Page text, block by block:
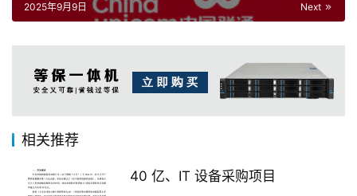
Next
2025年9月9日
相关推荐
40 亿、IT 设备采购项目